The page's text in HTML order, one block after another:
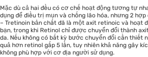
Mặc dù cả hai đều có cơ chế hoạt động tương tự
dụng để điều trị mụn và chống lão hóa, nhưng 2
– Tretinoin bản chất đã là một axit retinoic và hoạt
bạn, trong khi Retinol chỉ được chuyển đổi thành
da. Nếu không có bất kỳ bước chuyển đổi cần thiết
quả hơn retinol gấp 5 lần, tuy nhiên khả năng gây
không phù hợp với cơ địa người sử dụng.